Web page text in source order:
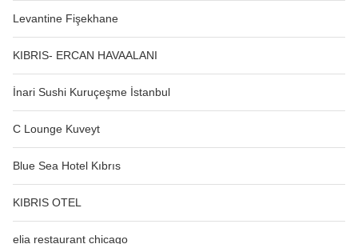
Levantine Fişekhane
KIBRIS- ERCAN HAVAALANI
İnari Sushi Kuruçeşme İstanbul
C Lounge Kuveyt
Blue Sea Hotel Kıbrıs
KIBRIS OTEL
elia restaurant chicago